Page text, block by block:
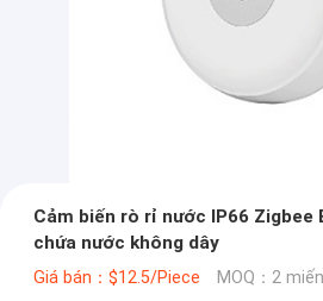
Cảm biến rò rỉ nước IP66 Zigbee
chứa nước không dây
Giá bán：$12.5/Piece MOQ：2